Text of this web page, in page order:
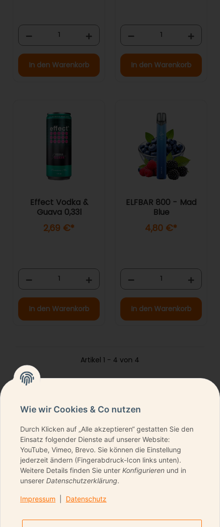
In den Warenkorb In den Warenkorb
Effect Vodka &
Guava 0,33l
2,69 €*
In den Warenkorb
ELFBAR 800 - Mad
Blue
4,80 €*
In den Warenkorb
Artikel 1 - 4 von 4
NEWSLETTER ABONNIEREN & KEINE DEALS
VERPASSEN
Datenschutzerklärungregelmäßig und jederzeit
Wie wir Cookies & Co nutzen
Durch Klicken auf „Alle akzeptieren“ gestatten Sie den
Einsatz folgender Dienste auf unserer Website:
YouTube, Vimeo, Brevo. Sie können die Einstellung
jederzeit ändern (Fingerabdruck-Icon links unten).
Weitere Details finden Sie unter Konfigurieren und in
unserer Datenschutzerklärung.
Impressum Datenschutz